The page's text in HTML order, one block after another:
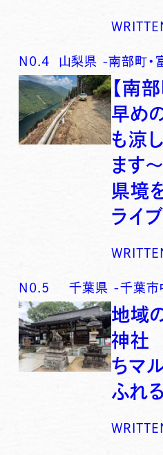
N0. 4 山梨県 -南部町・
【南
早め
も涼
ます
県境
ライ
N0. 5 千葉県 -千葉市
地域
神社
ちマ
ふれ